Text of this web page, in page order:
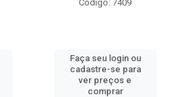
Código: 7409
Faça seu login ou
cadastre-se para
ver preços e
comprar